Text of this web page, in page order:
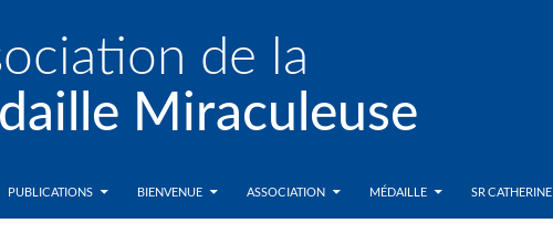
PUBLICATIONS
BIENVENUE ASSOCIATION MÉDAILLE SR CATHERINE